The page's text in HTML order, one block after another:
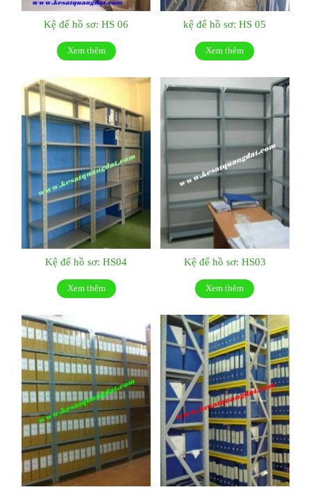
Kệ để hồ sơ: HS 06
Xem thêm
kệ để hồ sơ: HS 05
Xem thêm
Kệ để hồ sơ: HS04
Xem thêm
Kệ để hồ sơ: HS03
Xem thêm